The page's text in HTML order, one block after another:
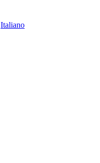
Italiano